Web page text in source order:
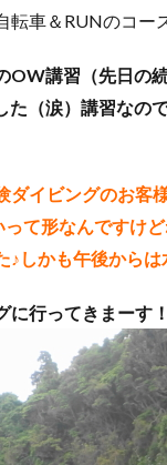
車＆RUNのコ
OW講習（先日の
（涙）講習なの
ダイビングのお
て形なんですけ
しかも午後から
に行ってきまーす！
ゼ
ナマコ ナミ
ネジリンボウ
ダカハオコゼ ハタタ
魚
ハナビラウオ幼魚
ハンマー ハンマ
ピカチュウ ひ
ファンダイビング
フォトコンテスト開催中
シ
フデリンドウ
ベニハナダイ ホシエ
ホホスジタルミ